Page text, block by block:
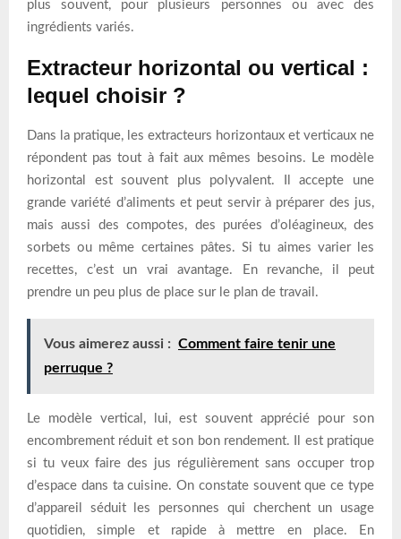
plus souvent, pour plusieurs personnes ou avec des
ingrédients variés.
Extracteur horizontal ou vertical :
lequel choisir ?
Dans la pratique, les extracteurs horizontaux et verticaux ne
répondent pas tout à fait aux mêmes besoins. Le modèle
horizontal est souvent plus polyvalent. Il accepte une
grande variété d’aliments et peut servir à préparer des jus,
mais aussi des compotes, des purées d’oléagineux, des
sorbets ou même certaines pâtes. Si tu aimes varier les
recettes, c’est un vrai avantage. En revanche, il peut
prendre un peu plus de place sur le plan de travail.
Vous aimerez aussi : Comment faire tenir une
perruque ?
Le modèle vertical, lui, est souvent apprécié pour son
encombrement réduit et son bon rendement. Il est pratique
si tu veux faire des jus régulièrement sans occuper trop
d’espace dans ta cuisine. On constate souvent que ce type
d’appareil séduit les personnes qui cherchent un usage
quotidien, simple et rapide à mettre en place. En